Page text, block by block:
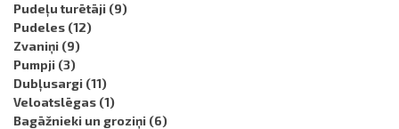
Pudeļu turētāji (9)
Pudeles (12)
Zvaniņi (9)
Pumpji (3)
Dubļusargi (11)
Veloatslēgas (1)
Bagāžnieki un groziņi (6)